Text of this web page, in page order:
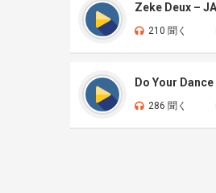
Zeke Deux –
210 聞く
Do Your Dance
286 聞く